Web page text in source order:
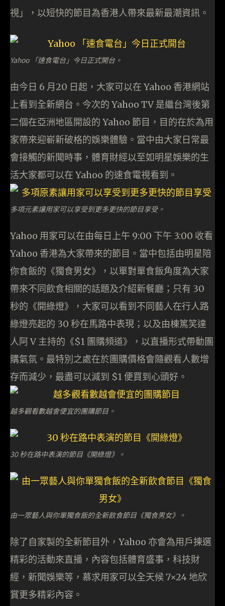
視」，以短快的節目為香港人帶來最新最潮資訊。
Yahoo 「速食電台」今日正式開台。
由今日 6 月20 日起，大家可以在 Yahoo 香港網站
上看到全新網台。今次的 Yahoo TV 是繼台灣後第
二個在亞洲地區開設的 Yahoo 節目，目的在於為用
家帶來迎嶄新破格的娛樂體驗。當中由大家日常最
會接觸的新聞時事，體育財經以至如明星娛樂的生
活大家都可以在 Yahoo 的速食電視看到。
多項元素讓用家可以享受到更多更快的節目享受。
Yahoo 用家可以在由每日上午 9:00 下午 3:00 收看
Yahoo 香港為大家帶來的節目。當中包括由明星陪
你食飯的《獨食男女》，以單對單食飯角度為大家
帶來不同飲食相關的話題及介紹新餐廳；只有 30
秒的《開綠燈》，大家可以看到不同藝人在行人路
綠燈亮起的 30 秒在馬路中表現；以及由棟篤笑達
人阿 V 主持的《$1 團購頻道》，以直播形式帶動團
購氣氛。最特別之處在於團購價格會隨觀看人數增
存而減少，最盡可以減到 $1 便買到心頭好。
越多觀看數越會便宜的團購節目。
30 秒在路中表演的節目《開綠燈》。
由一眾藝人與你單獨食飯的全新飲食節目《獨食男女》。
除了自家製的全新節目外，Yahoo 亦會為用戶揀選
精彩的活動來直播，內容包括體育盛事，科技財
經，新聞娛樂等，慕求用家可以全天候 7×24 地欣
賞更多精彩內容。